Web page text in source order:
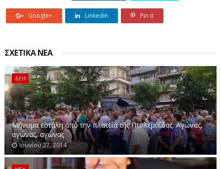
Google+ Linkedin Pin it
ΣΧΕΤΙΚΑ ΝΕΑ
ΔΕΗ
Μήνυμα εστάλη από την πλατεία της Πτολεμαΐδας: Αγώνας,
αγώνας, αγώνας
Ιουνίου 27, 2014